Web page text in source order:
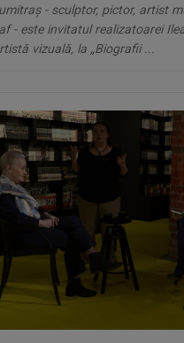
- sculptor, pictor, artist
- este invitatul realizatoarei
vizuală, la „Biografii ...